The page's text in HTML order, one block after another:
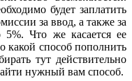
будет заплатить
за ввод, а также за
5%. Что же касается ее
какой способ пополнить
тут действительно
нужный вам способ.